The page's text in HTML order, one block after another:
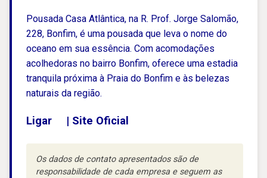
Pousada Casa Atlântica, na R. Prof. Jorge Salomão,
228, Bonfim, é uma pousada que leva o nome do
oceano em sua essência. Com acomodações
acolhedoras no bairro Bonfim, oferece uma estadia
tranquila próxima à Praia do Bonfim e às belezas
naturais da região.
Ligar | Site Oficial
Os dados de contato apresentados são de
responsabilidade de cada empresa e seguem as